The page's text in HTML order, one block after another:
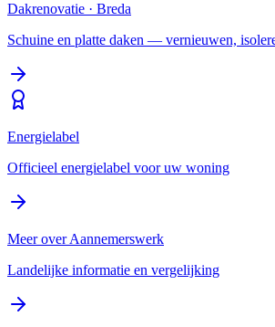
Dakrenovatie · Breda
Schuine en platte daken — vernieuwen,
Energielabel
Officieel energielabel voor uw woning
Meer overAannemerswerk
Landelijke informatie en vergelijking